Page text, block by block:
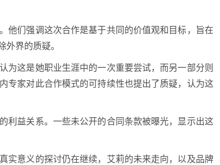
他们强调这次合作是基于共同的价值观和目标，旨在
界的质疑。
为这是她职业生涯中的一次重要尝试，而另一部分则
专家对此合作模式的可持续性也提出了质疑，认为这
利益关系。一些未公开的合同条款被曝光，显示出这
实意义的探讨仍在继续，艾莉的未来走向，以及品牌